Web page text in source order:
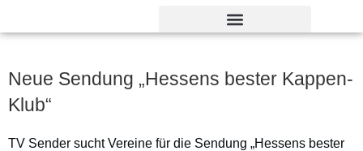
Neue Sendung „Hessens bester Kappen-
Klub“
TV Sender sucht Vereine für die Sendung „Hessens bester